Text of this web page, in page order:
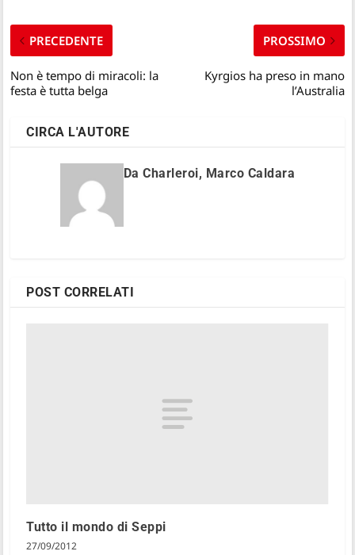
PRECEDENTE
Non è tempo di miracoli: la
festa è tutta belga
PROSSIMO
Kyrgios ha preso in mano
l’Australia
CIRCA L'AUTORE
Da Charleroi, Marco Caldara
POST CORRELATI
Tutto il mondo di Seppi
27/09/2012